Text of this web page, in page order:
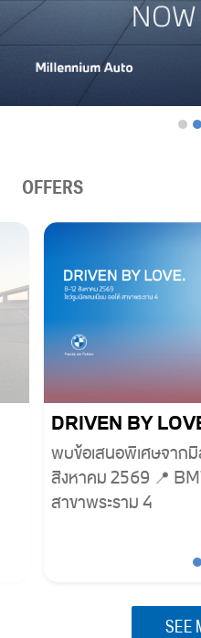
OFFERS
DRIVEN BY
พบข้อเสนอพิเศษจากมิ
สิงหาคม 2569 📍
สาขาพระราม 4
SEE